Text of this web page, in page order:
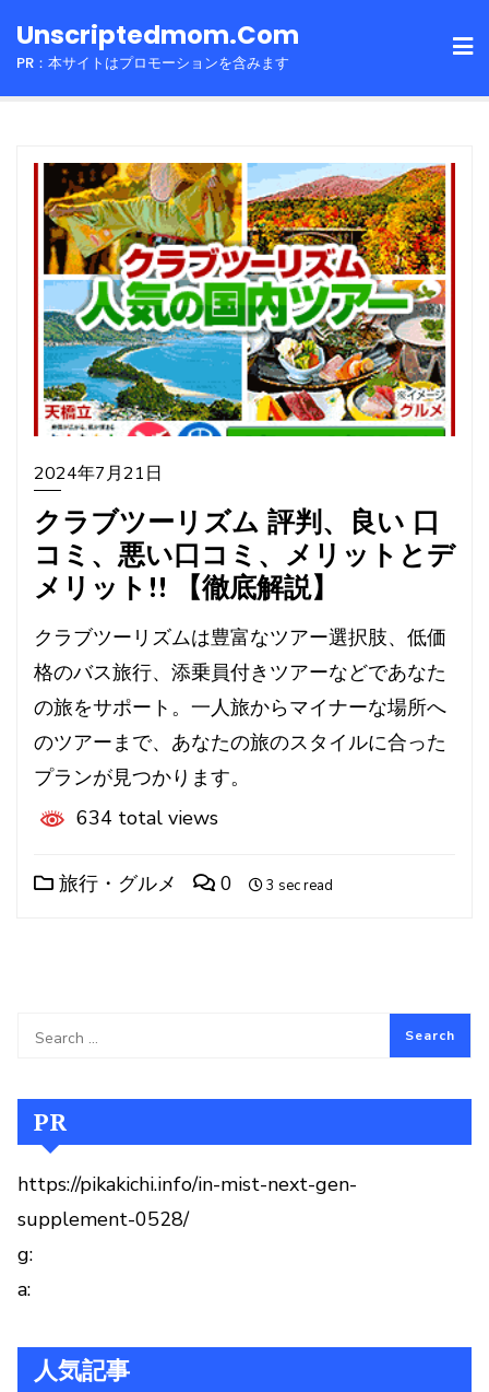
toUnscriptedmom.com
PR：本サイトはプロモーションを含みます
2024年7月21日
クラブツーリズム 評判、良い 口
コミ、悪い口コミ、メリットとデ
メリット!! 【徹底解説】
クラブツーリズムは豊富なツアー選択肢、低価
格のバス旅行、添乗員付きツアーなどであなた
の旅をサポート。一人旅からマイナーな場所へ
のツアーまで、あなたの旅のスタイルに合った
プランが見つかります。
634 total views
旅行・グルメ 0 3 sec read
PR
https://pikakichi.info/in-mist-next-gen-
supplement-0528/
g:
a:
人気記事